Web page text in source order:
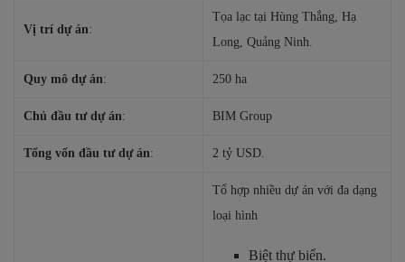
Vị trí dự án:
Tọa lạc tại Hùng Thắng, Hạ
Long, Quảng Ninh.
Quy mô dự án: 250 ha
Chủ đầu tư dự án: BIM Group
Tổng vốn đầu tư dự án: 2 tỷ USD.
Tổ hợp nhiều dự án với đa dạng
loại hình
Biệt thự biển.